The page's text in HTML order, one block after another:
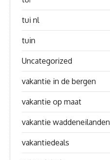
tui nl
tuin
Uncategorized
vakantie in de bergen
vakantie op maat
vakantie waddeneilanden
vakantiedeals